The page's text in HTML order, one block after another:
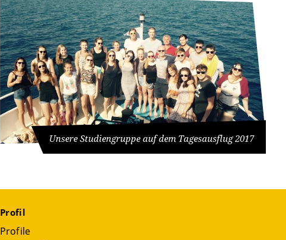
Unsere Studiengruppe auf dem Tagesausflug 2017
Profil
Profile